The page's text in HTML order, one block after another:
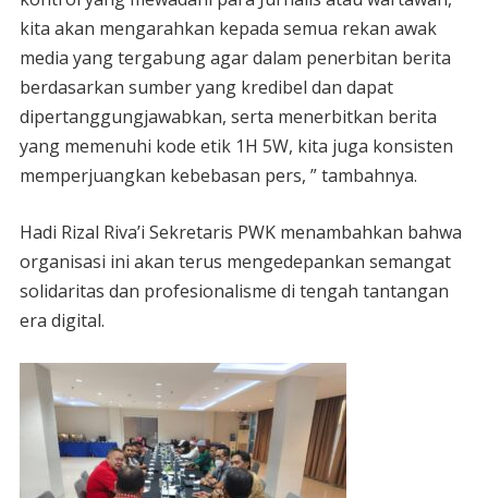
kita akan mengarahkan kepada semua rekan awak
media yang tergabung agar dalam penerbitan berita
berdasarkan sumber yang kredibel dan dapat
dipertanggungjawabkan, serta menerbitkan berita
yang memenuhi kode etik 1H 5W, kita juga konsisten
memperjuangkan kebebasan pers, ” tambahnya.
Hadi Rizal Riva’i Sekretaris PWK menambahkan bahwa
organisasi ini akan terus mengedepankan semangat
solidaritas dan profesionalisme di tengah tantangan
era digital.